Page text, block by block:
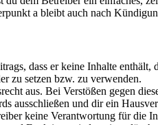
a bleibt auch nach
dass er keine Inhalte
zu setzen bzw. zu verwenden.
aus. Bei Verstößen gegen
ausschließen und dir ein
keine Verantwortung für die